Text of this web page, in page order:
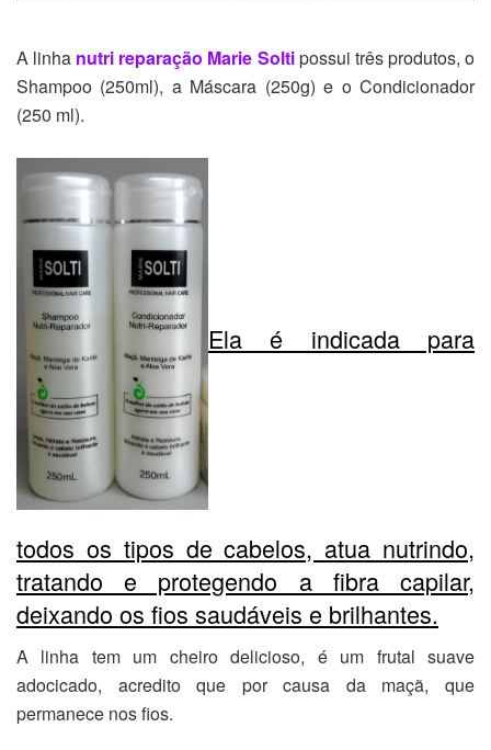
A linha nutri reparação Marie Soltipossui três produtos, o
Shampoo (250ml), a Máscara (250g) e o Condicionador
(250 ml).
Ela é indicada para
todos os tipos de cabelos, atua nutrindo,
tratando e protegendo a fibra capilar,
deixando os fios saudáveis e brilhantes.
A linha tem um cheiro delicioso, é um frutal suave
adocicado, acredito que por causa da maçã, que
permanece nos fios.